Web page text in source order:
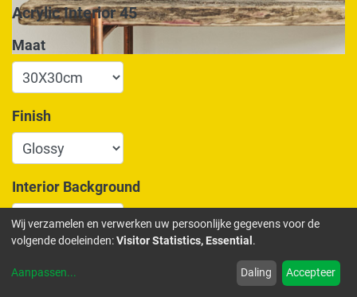
Acrylic Interior 45
Maat
Finish
Interior Background
175,00€
Wij verzamelen en verwerken uw persoonlijke gegevens voor de
volgende doeleinden:Visitor Statistics, Essential .
Aanpassen... Daling Accepteer